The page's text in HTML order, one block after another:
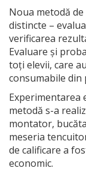
Noua metodă
distincte –
verificarea
Evaluare și
toți elevii, care
consumabile
Experimentarea
metodă s-a
montator,
meseria
de calificare a
economic.